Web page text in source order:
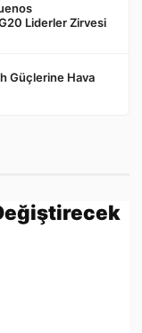
Liderler Zirvesi
Güçlerine Hava